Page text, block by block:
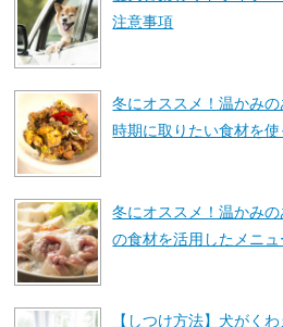
注意事項
冬にオススメ！温かみ
時期に取りたい食材を使
冬にオススメ！温かみ
の食材を活用したメニュ
【しつけ方法】犬がく